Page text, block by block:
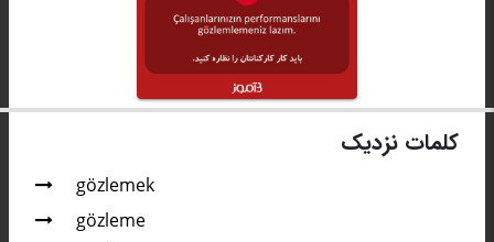
کلمات نزدیک
gözlemek
gözleme